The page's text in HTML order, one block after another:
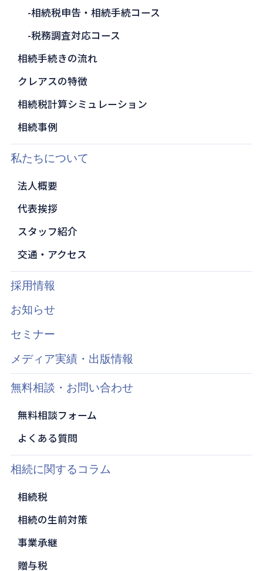
相続税申告・相続手続コース
税務調査対応コース
相続手続きの流れ
クレアスの特徴
相続税計算シミュレーション
相続事例
私たちについて
法人概要
代表挨拶
スタッフ紹介
交通・アクセス
採用情報
お知らせ
セミナー
メディア実績・出版情報
無料相談・お問い合わせ
無料相談フォーム
よくある質問
相続に関するコラム
相続税
相続の生前対策
事業承継
贈与税